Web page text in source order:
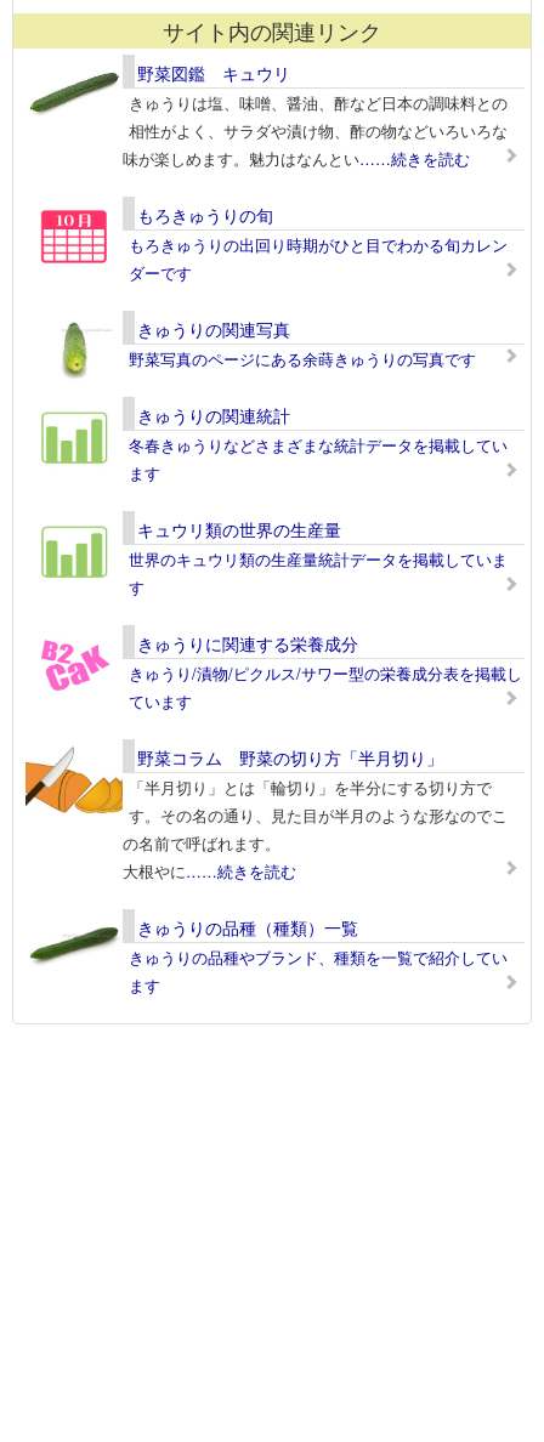
サイト内の関連リンク
野菜図鑑 キュウリ
きゅうりは塩、味噌、醤油、酢など日本の調味料との
相性がよく、サラダや漬け物、酢の物などいろいろな
味が楽しめます。魅力はなんとい……続きを読む
もろきゅうりの旬
もろきゅうりの出回り時期がひと目でわかる旬カレン
ダーです
きゅうりの関連写真
野菜写真のページにある余蒔きゅうりの写真です
きゅうりの関連統計
冬春きゅうりなどさまざまな統計データを掲載してい
ます
キュウリ類の世界の生産量
世界のキュウリ類の生産量統計データを掲載していま
す
きゅうりに関連する栄養成分
きゅうり/漬物/ピクルス/サワー型の栄養成分表を掲載し
ています
野菜コラム 野菜の切り方「半月切り」
「半月切り」とは「輪切り」を半分にする切り方で
す。その名の通り、見た目が半月のような形なのでこ
の名前で呼ばれます。
大根やに……続きを読む
きゅうりの品種（種類）一覧
きゅうりの品種やブランド、種類を一覧で紹介してい
ます